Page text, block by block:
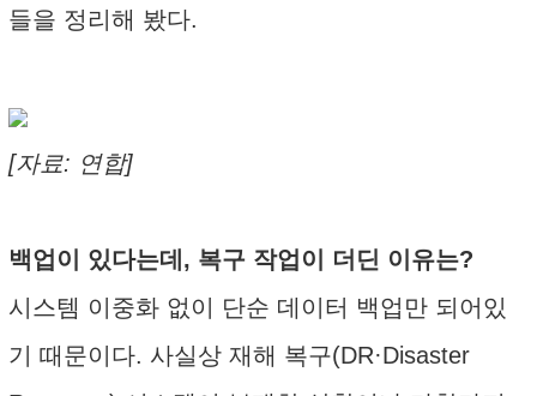
들을 정리해 봤다.
[자료: 연합]
백업이 있다는데, 복구 작업이 더딘 이유는?
시스템 이중화 없이 단순 데이터 백업만 되어있
기 때문이다. 사실상 재해 복구(DR·Disaster